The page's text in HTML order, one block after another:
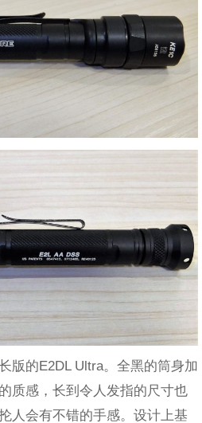
版的E2DL Ultra。全黑的筒身加
质感，长到令人发指的尺寸也
人会有不错的手感。设计上基